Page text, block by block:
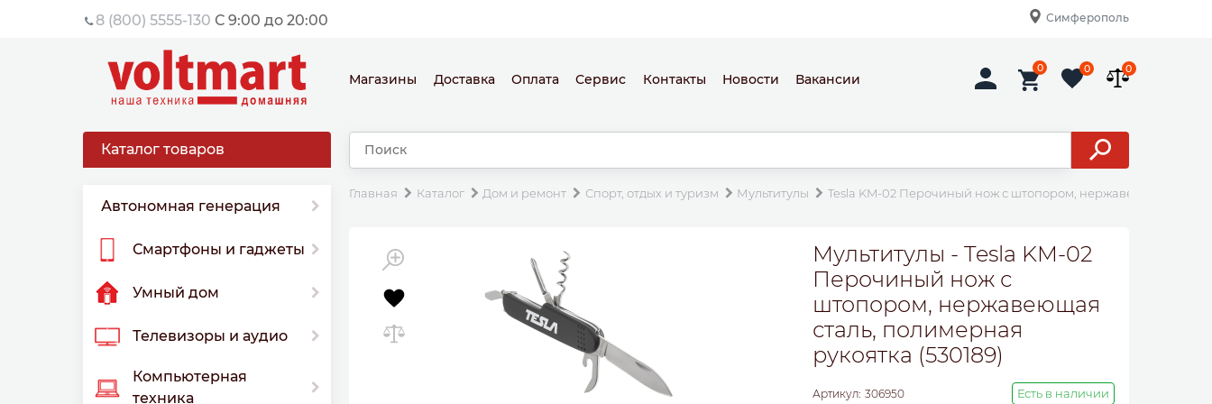
8 (800) 5555-130 С 9:00 до 20:00 Симферополь
Магазины Доставка Оплата Сервис Контакты Новости Вакансии
0 0 0
Каталог товаров
Автономная генерация
Смартфоны и гаджеты
Умный дом
Телевизоры и аудио
Компьютерная
техника
Главная Каталог Дом и ремонт Спорт, отдых и туризм Мультитулы Tesla KM-02 Перочиный нож с штопором, нержавеющая сталь,
Мультитулы - Tesla KM-02
Перочиный нож с
штопором, нержавеющая
сталь, полимерная
рукоятка (530189)
Артикул: 306950 Есть в наличии